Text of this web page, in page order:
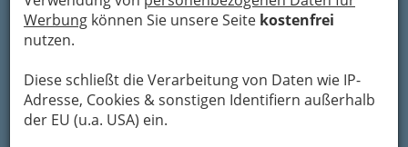
Werbung können Sie unsere Seite kostenfrei
nutzen.
Diese schließt die Verarbeitung von Daten wie IP-
Adresse, Cookies & sonstigen Identifiern außerhalb
der EU (u.a. USA) ein.